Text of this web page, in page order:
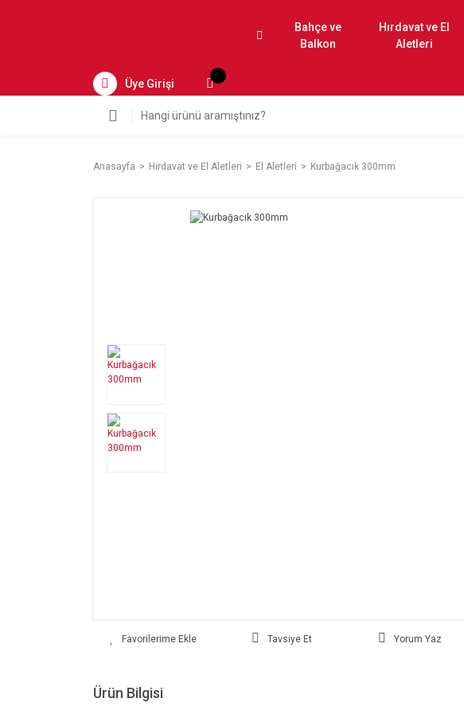
Bahçe ve
Balkon
Hırdavat ve El
Aletleri
Üye Girişi
Anasayfa Hırdavat ve El Aletleri El Aletleri Kurbağacık 300mm
Tavsiye Et Yorum Yaz
Ürün Bilgisi